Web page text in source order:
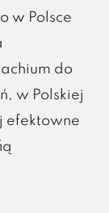
w Polsce
do
w Polskiej
efektowne